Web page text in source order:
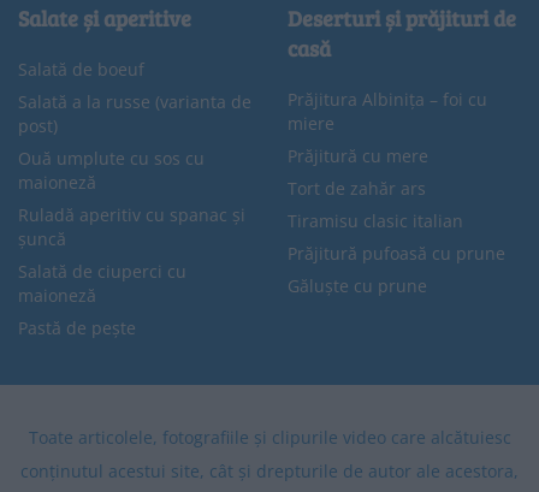
Salate și aperitive
Salată de boeuf
Salată a la russe (varianta de
post)
Ouă umplute cu sos cu
maioneză
Ruladă aperitiv cu spanac și
șuncă
Salată de ciuperci cu
maioneză
Pastă de pește
Deserturi și prăjituri de
casă
Prăjitura Albinița – foi cu
miere
Prăjitură cu mere
Tort de zahăr ars
Tiramisu clasic italian
Prăjitură pufoasă cu prune
Găluște cu prune
Toate articolele, fotografiile și clipurile video care alcătuiesc
conținutul acestui site, cât și drepturile de autor ale acestora,